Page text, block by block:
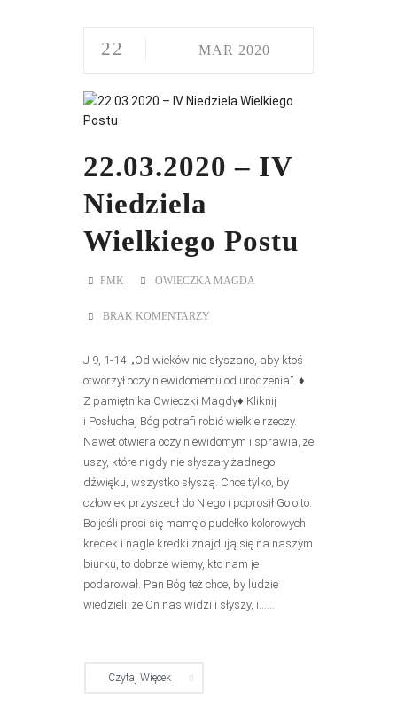
22 MAR 2020
22.03.2020 – IV
Niedziela
Wielkiego Postu
PMK OWIECZKA MAGDA
BRAK KOMENTARZY
J 9, 1-14 „Od wieków nie słyszano, aby ktoś
otworzył oczy niewidomemu od urodzenia”. ♦
Z pamiętnika Owieczki Magdy♦ Kliknij
i Posłuchaj Bóg potrafi robić wielkie rzeczy.
Nawet otwiera oczy niewidomym i sprawia, że
uszy, które nigdy nie słyszały żadnego
dźwięku, wszystko słyszą. Chce tylko, by
człowiek przyszedł do Niego i poprosił Go o to.
Bo jeśli prosi się mamę o pudełko kolorowych
kredek i nagle kredki znajdują się na naszym
biurku, to dobrze wiemy, kto nam je
podarował. Pan Bóg też chce, by ludzie
wiedzieli, że On nas widzi i słyszy, i......
Czytaj Więcek